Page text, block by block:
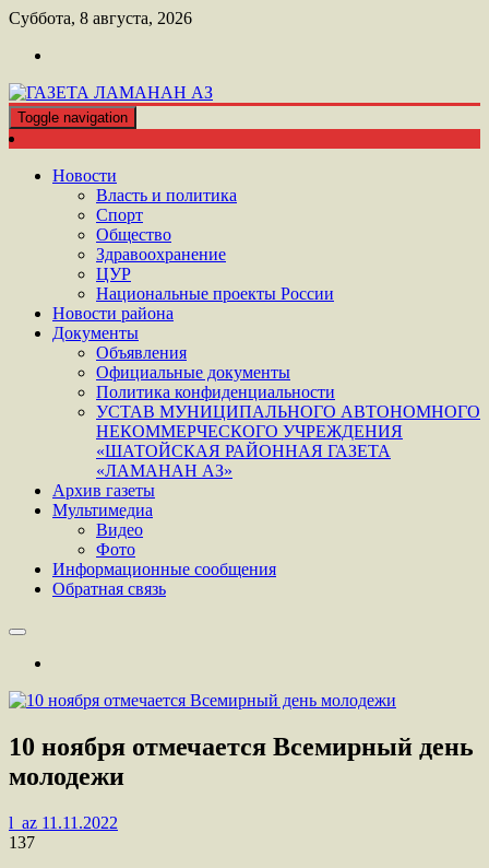
Перейти
контенту
Суббота, 8 августа, 2026
ГАЗЕТА ЛАМАНАН АЗ
ШАТОЙСКАЯ ГАЗЕТА ЛАМАНАН АЗ
Toggle navigation
Новости
Власть и политика
Спорт
Общество
Здравоохранение
ЦУР
Национальные проекты России
Новости района
Документы
Объявления
Официальные документы
Политика конфиденциальности
УСТАВ МУНИЦИПАЛЬНОГО АВТОНОМНОГО
НЕКОММЕРЧЕСКОГО УЧРЕЖДЕНИЯ
«ШАТОЙСКАЯ РАЙОННАЯ ГАЗЕТА
«ЛАМАНАН АЗ»
Архив газеты
Мультимедиа
Видео
Фото
Информационные сообщения
Обратная связь
10 ноября отмечается Всемирный день
молодежи
l_az 11.11.2022
137